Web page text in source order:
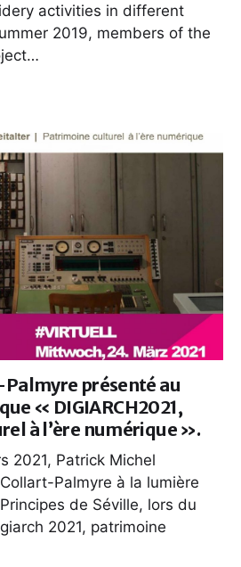
activities in different
2019, members of the
présenté au
« DIGIARCH2021,
à l’ère numérique ».
2021, Patrick Michel
Palmyre à la lumière
de Séville, lors du
2021, patrimoine